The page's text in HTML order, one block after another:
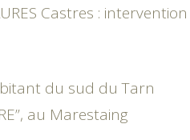
Castres : intervention
du sud du Tarn
au Marestaing